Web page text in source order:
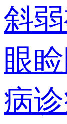
斜
眼
病